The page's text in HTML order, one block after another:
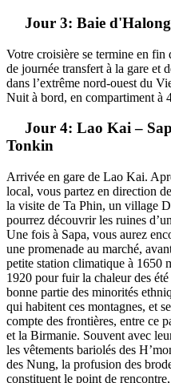
Jour 3: Baie
Votre croisière se termine en
de journée transfert à la gare et
dans l’extrême nord-ouest du
Nuit à bord, en compartiment à
Jour 4: Lao Kai –
Tonkin
Arrivée en gare de Lao Kai.
local, vous partez en direction
la visite de Ta Phin, un village
pourrez découvrir les ruines
Une fois à Sapa, vous aurez
une promenade au marché,
petite station climatique à 1650
1920 pour fuir la chaleur des
bonne partie des minorités
qui habitent ces montagnes, et
compte des frontières, entre ce
et la Birmanie. Souvent avec
les vêtements bariolés des
des Nung, la profusion des
constituent le point de